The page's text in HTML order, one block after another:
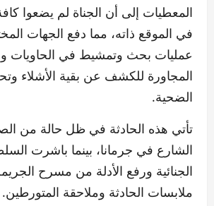
المعطيات إلى أن الجناة لم يضعوا
في الموقع ذاته، مما دفع الجهات
عمليات بحث وتمشيط في الحاويات
المجاورة للكشف عن بقية الأشلاء
الضحية.
تأتي هذه الحادثة في ظل حالة من
الشارع في جرمانا، بينما باشرت
الجنائية ورفع الأدلة من مسرح
ملابسات الحادثة وملاحقة المتورطين.